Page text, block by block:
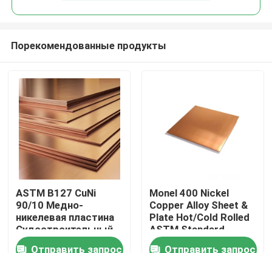
Товары
О нас
Порекомендованные продукты
ASTM B127 CuNi
90/10 Медно-
никелевая пластина
Судостроительный
лист из морского
Отправить запрос
Monel 400 Nickel
Copper Alloy Sheet &
Plate Hot/Cold Rolled
ASTM Standard
Marine Grade CuNi
Отправить запрос